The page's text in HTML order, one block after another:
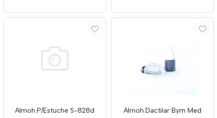
Almoh.P/Estuche S-828d Almoh.Dactilar Bym Med